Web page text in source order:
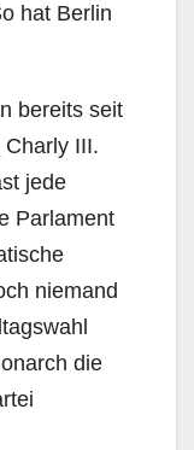
hat Berlin
bereits seit
III.
jede
Parlament
niemand
die